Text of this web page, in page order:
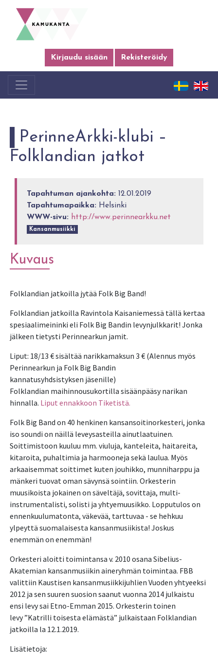
Kirjaudu sisään Rekisteröidy
PerinneArkki-klubi –
Folklandian jatkot
Tapahtuman ajankohta: 12.01.2019
Tapahtumapaikka: Helsinki
WWW-sivu: http://www.perinnearkku.net
Kansanmusiikki
Kuvaus
Folklandian jatkoilla Ravintola Kaisaniemessä tällä kertaa
spesiaalimeininki eli Folk Big Bandin levynjulkkarit! Jonka
jälkeen tietysti Perinnearkun jamit.
Liput: 18/13 € sisältää narikkamaksun 3 € (Alennus myös
Perinnearkun ja Folk Big Bandin
kannatusyhdsistyksen jäsenille)
Folklandian maihinnousukortilla sisäänpääsy narikan
hinnalla. Liput ennakkoon Tiketistä.
Folk Big Band on 40 henkinen kansansoitinorkesteri, jonka
iso soundi on näillä leveysasteilla ainutlaatuinen.
Soittimistoon kuuluu mm. viuluja, kanteleita, haitareita,
kitaroita, puhaltimia ja harmooneja sekä laulua. Myös
arkaaisemmat soittimet kuten jouhikko, munniharppu ja
mänkeri tuovat oman sävynsä sointiin. Orkesterin
muusikoista jokainen on säveltäjä, sovittaja, multi-
instrumentalisti, solisti ja yhtyemuusikko. Lopputulos on
ennenkuulumatonta, väkevää, tarttuvaa - se hehkuu
ylpeyttä suomalaisesta kansanmusiikista! Joskus
enemmän on enemmän!
Orkesteri aloitti toimintansa v. 2010 osana Sibelius-
Akatemian kansanmusiikin aineryhmän toimintaa. FBB
valittiin Kaustisen kansanmusiikkijuhlien Vuoden yhtyeeksi
2012 ja sen suuren suosion saanut vuonna 2014 julkaistu
ensi levy sai Etno-Emman 2015. Orkesterin toinen
levy ”Katrilli toisesta elämästä” julkaistaan Folklandian
jatkoilla la 12.1.2019.
Lisätietoja: